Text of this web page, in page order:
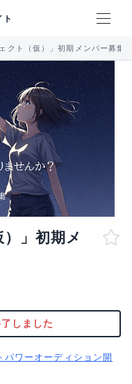
ト
クト（仮）」初期メンバー募集
」初期メ
しました
ワーオーディション開